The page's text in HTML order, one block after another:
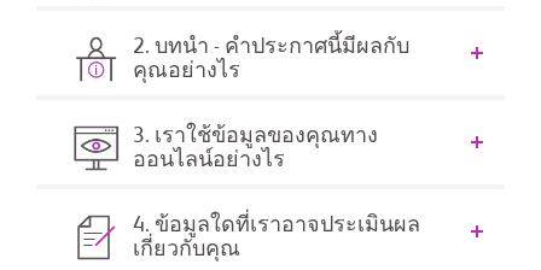
2. บทนำ - คำประกาศนี้มีผลกับ
คุณอย่างไร
3. เราใช้ข้อมูลของคุณทาง
ออนไลน์อย่างไร
4. ข้อมูลใดที่เราอาจประเมินผล
เกี่ยวกับคุณ